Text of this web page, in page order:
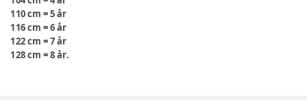
110 cm = 5 år
116 cm = 6 år
122 cm = 7 år
128 cm = 8 år.